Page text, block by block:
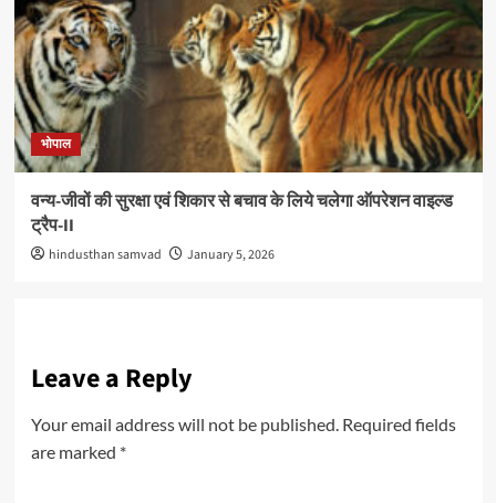
भोपाल
वन्य-जीवों की सुरक्षा एवं शिकार से बचाव के लिये चलेगा ऑपरेशन वाइल्ड
ट्रैप-II
hindusthan samvad January 5, 2026
Leave a Reply
Your email address will not be published. Required fields
are marked *